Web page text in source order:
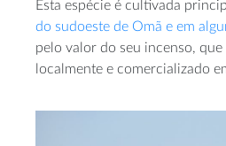
Esta espécie é cultivada
do sudoeste de Omã e em
pelo valor do seu incenso,
localmente e comercializado